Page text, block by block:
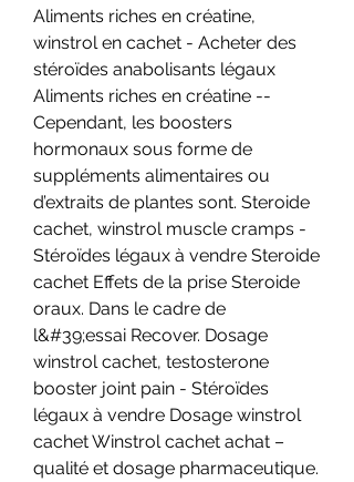
Aliments riches en créatine,
winstrol en cachet - Acheter des
stéroïdes anabolisants légaux
Aliments riches en créatine --
Cependant, les boosters
hormonaux sous forme de
suppléments alimentaires ou
d’extraits de plantes sont. Steroide
cachet, winstrol muscle cramps -
Stéroïdes légaux à vendre Steroide
cachet Effets de la prise Steroide
oraux. Dans le cadre de
l&#39;essai Recover. Dosage
winstrol cachet, testosterone
booster joint pain - Stéroïdes
légaux à vendre Dosage winstrol
cachet Winstrol cachet achat –
qualité et dosage pharmaceutique.